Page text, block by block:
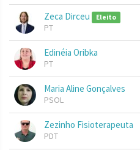
Zeca Dirceu Eleito
PT
Edinéia Oribka
PT
Maria Aline Gonçalves
PSOL
Zezinho Fisioterapeuta
PDT